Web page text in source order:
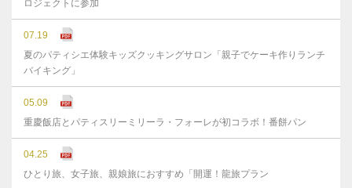
ロジェクトに参加
07.19
夏のパティシエ体験キッズクッキングサロン「親子でケーキ作りランチ
バイキング」
05.09
重慶飯店とパティスリーミリーラ・フォーレが初コラボ！番餅パン
04.25
ひとり旅、女子旅、親娘旅におすすめ「開運！龍旅プラン